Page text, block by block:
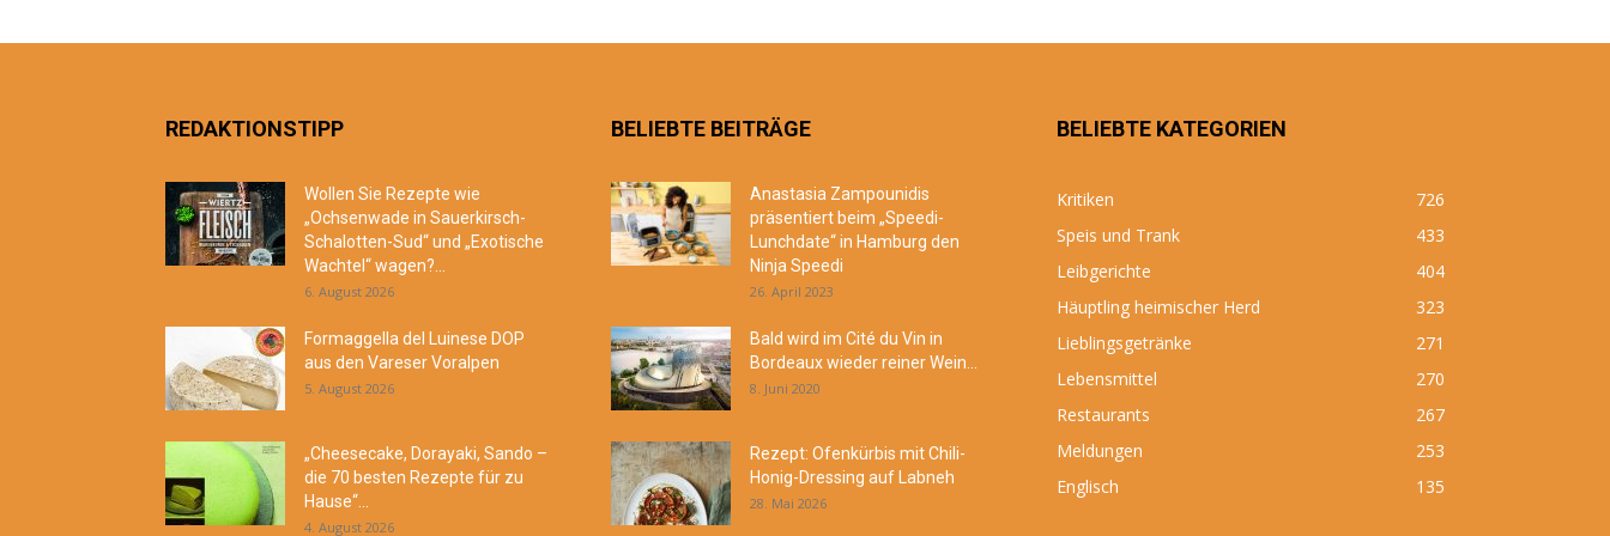
REDAKTIONSTIPP
Wollen Sie Rezepte wie
„Ochsenwade in Sauerkirsch-
Schalotten-Sud“ und „Exotische
Wachtel“ wagen?...
6. August 2026
Formaggella del Luinese DOP
aus den Vareser Voralpen
5. August 2026
„Cheesecake, Dorayaki, Sando –
die 70 besten Rezepte für zu
Hause“...
4. August 2026
BELIEBTE BEITRÄGE
Anastasia Zampounidis
präsentiert beim „Speedi-
Lunchdate“ in Hamburg den
Ninja Speedi
26. April 2023
Bald wird im Cité du Vin in
Bordeaux wieder reiner Wein...
8. Juni 2020
Rezept: Ofenkürbis mit Chili-
Honig-Dressing auf Labneh
28. Mai 2026
BELIEBTE KATEGORIEN
Kritiken
726
Speis und Trank
433
Leibgerichte
404
Häuptling heimischer Herd
323
Lieblingsgetränke
271
Lebensmittel
270
Restaurants
267
Meldungen
253
Englisch
135